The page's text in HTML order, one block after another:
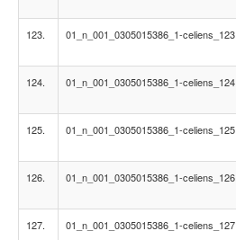
123. 01_n_001_0305015386_1-celiens_123
124. 01_n_001_0305015386_1-celiens_124
125. 01_n_001_0305015386_1-celiens_125
126. 01_n_001_0305015386_1-celiens_126
127. 01_n_001_0305015386_1-celiens_127